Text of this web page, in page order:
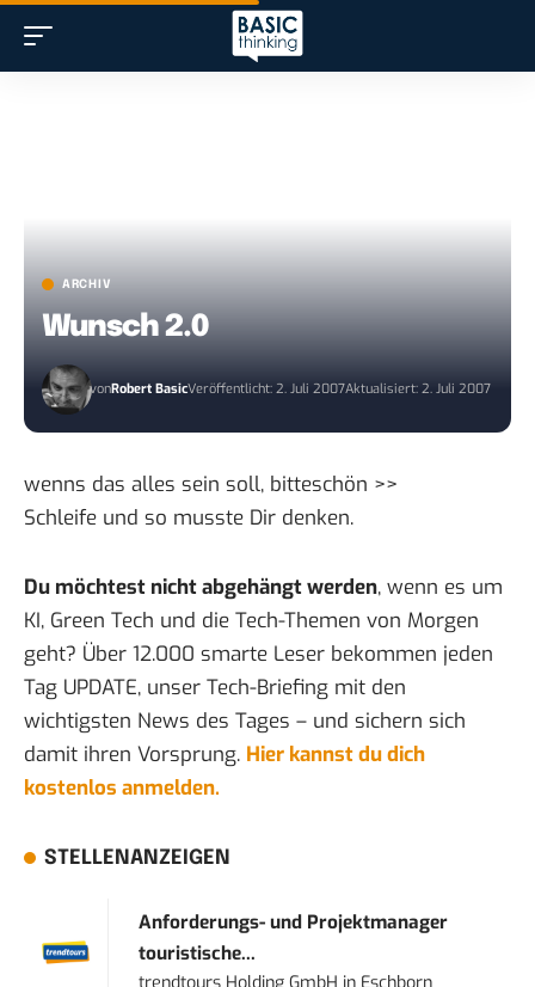
ARCHIV
Wunsch 2.0
vonRobert BasicVeröffentlicht: 2. Juli 2007Aktualisiert: 2. Juli 2007
wenns das alles sein soll, bitteschön >>
Schleife und so musste Dir denken.
Du möchtest nicht abgehängt werden, wenn es um
KI, Green Tech und die Tech-Themen von Morgen
geht? Über 12.000 smarte Leser bekommen jeden
Tag UPDATE, unser Tech-Briefing mit den
wichtigsten News des Tages – und sichern sich
damit ihren Vorsprung. Hier kannst du dich
kostenlos anmelden.
STELLENANZEIGEN
Anforderungs- und Projektmanager
touristische...